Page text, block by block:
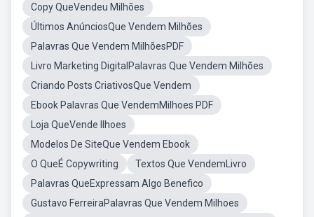
Copy QueVendeu Milhões
Últimos AnúnciosQue Vendem Milhões
Palavras Que Vendem MilhõesPDF
Livro Marketing DigitalPalavras Que Vendem Milhões
Criando Posts CriativosQue Vendem
Ebook Palavras Que VendemMilhoes PDF
Loja QueVende Ilhoes
Modelos De SiteQue Vendem Ebook
O QueÉ Copywriting
Textos Que VendemLivro
Palavras QueExpressam Algo Benefico
Gustavo FerreiraPalavras Que Vendem Milhoes